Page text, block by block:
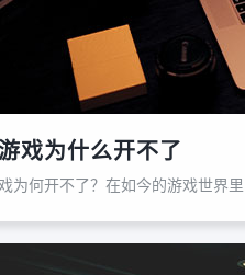
戏为什么开不了